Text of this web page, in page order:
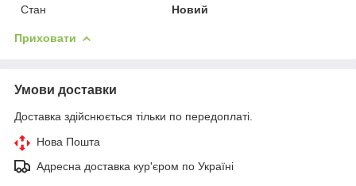
Стан
Новий
Приховати
Умови доставки
Доставка здійснюється тільки по передоплаті.
Нова Пошта
Адресна доставка кур'єром по Україні